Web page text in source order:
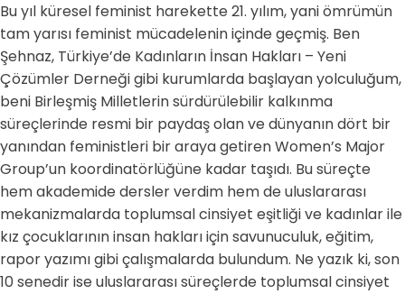
Bu yıl küresel feminist harekette 21. yılım, yani ömrümün
tam yarısı feminist mücadelenin içinde geçmiş. Ben
Şehnaz, Türkiye’de Kadınların İnsan Hakları – Yeni
Çözümler Derneği gibi kurumlarda başlayan yolculuğum,
beni Birleşmiş Milletlerin sürdürülebilir kalkınma
süreçlerinde resmi bir paydaş olan ve dünyanın dört bir
yanından feministleri bir araya getiren Women’s Major
Group’un koordinatörlüğüne kadar taşıdı. Bu süreçte
hem akademide dersler verdim hem de uluslararası
mekanizmalarda toplumsal cinsiyet eşitliği ve kadınlar ile
kız çocuklarının insan hakları için savunuculuk, eğitim,
rapor yazımı gibi çalışmalarda bulundum. Ne yazık ki, son
10 senedir ise uluslararası süreçlerde toplumsal cinsiyet